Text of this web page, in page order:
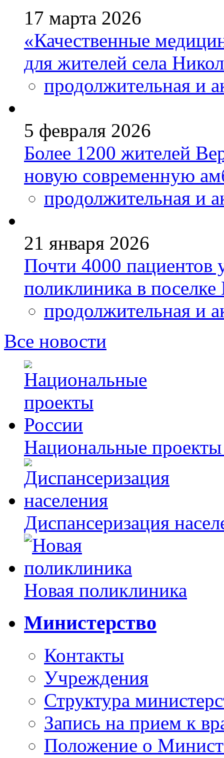
17 марта 2026
«Качественные
для жителей села
продолжительная и
5 февраля 2026
Более 1200 жителей
новую современную
продолжительная и
21 января 2026
Почти 4000 пациентов
поликлиника в
продолжительная и
Все новости
Национальные
Диспансеризация
Новая поликлиника
Министерство
Контакты
Учреждения
Структура
Запись на прием к
Положение о